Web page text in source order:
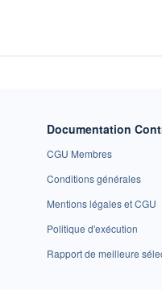
Documentation
CGU Membres
Conditions générales
Mentions légales et CGU
Politique d'exécution
Rapport de meilleure